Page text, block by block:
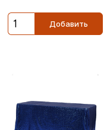
Добавить